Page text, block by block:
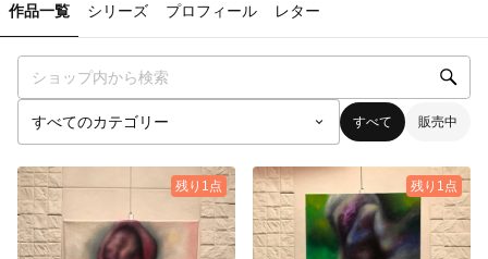
作品一覧 シリーズ プロフィール レター
すべて 販売中
残り1点 残り1点